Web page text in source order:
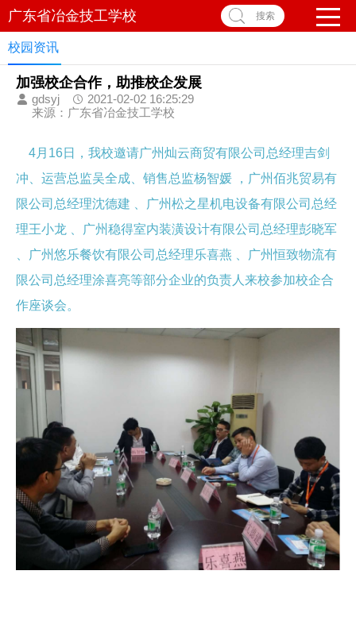
广东省冶金技工学校 搜索
校园资讯
加强校企合作，助推校企发展
gdsyj
2021-02-02 16:25:29
来源：广东省冶金技工学校
4月16日，我校邀请广州灿云商贸有限公司总经理吉剑
冲、运营总监吴全成、销售总监杨智媛 ，广州佰兆贸易有
限公司总经理沈德建 、广州松之星机电设备有限公司总经
理王小龙 、广州稳得室内装潢设计有限公司总经理彭晓军
、广州悠乐餐饮有限公司总经理乐喜燕 、广州恒致物流有
限公司总经理涂喜亮等部分企业的负责人来校参加校企合
作座谈会。